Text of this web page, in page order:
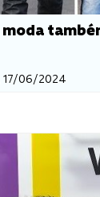
moda
17/06/2024